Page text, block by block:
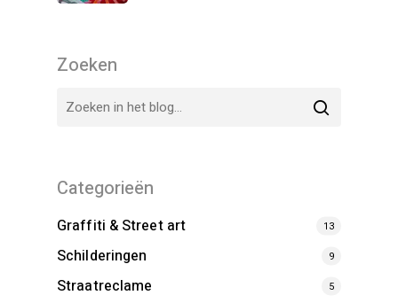
Zoeken
Categorieën
Graffiti & Street art 13
Schilderingen 9
Straatreclame 5